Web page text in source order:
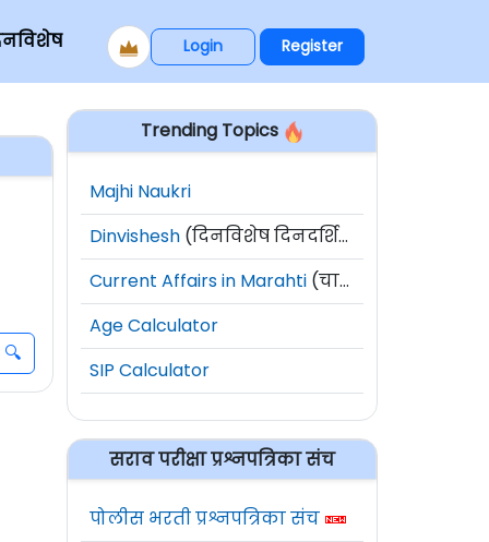
Login Register
Trending Topics
Majhi Naukri
Dinvishesh (दिनविशेष दिनदर्शिका)
Current Affairs in Marahti (चालू घडामोडी)
Age Calculator
SIP Calculator
सराव परीक्षा प्रश्नपत्रिका संच
पोलीस भरती प्रश्नपत्रिका संच